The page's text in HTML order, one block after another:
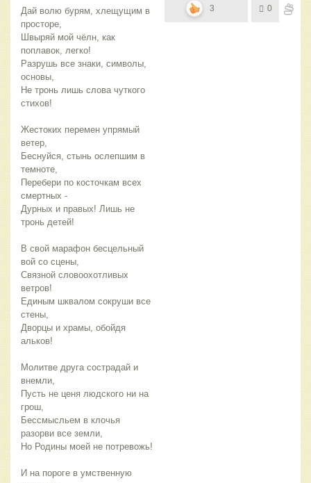
Дай волю бурям, хлещущим в
просторе,
Швыряй мой чёлн, как
поплавок, легко!
Разрушь все знаки, символы,
основы,
Не тронь лишь слова чуткого
стихов!
Жестоких перемен упрямый
ветер,
Беснуйся, стынь ослепшим в
темноте,
Перебери по косточкам всех
смертных -
Дурных и правых! Лишь не
тронь детей!
В свой марафон бесцельный
вой со сцены,
Связной словоохотливых
ветров!
Единым шквалом сокруши все
стены,
Дворцы и храмы, обойдя
альков!
Молитве друга сострадай и
внемли,
Пусть не ценя людского ни на
грош,
Бессмысльем в клочья
разорви все земли,
Но Родины моей не потревожь!
И на пороге в умственную
3 0